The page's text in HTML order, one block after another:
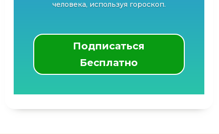
человека, используя гороскоп.
Подписаться
Бесплатно